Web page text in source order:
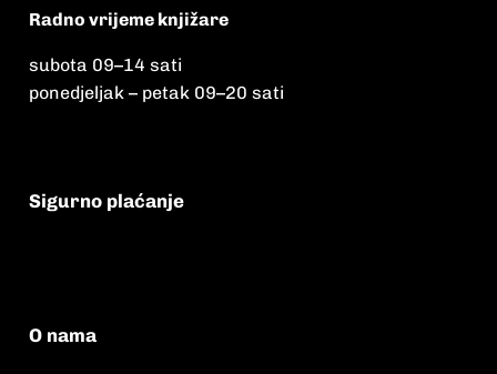
Radno vrijeme knjižare
subota 09–14 sati
ponedjeljak – petak 09–20 sati
Sigurno plaćanje
O nama